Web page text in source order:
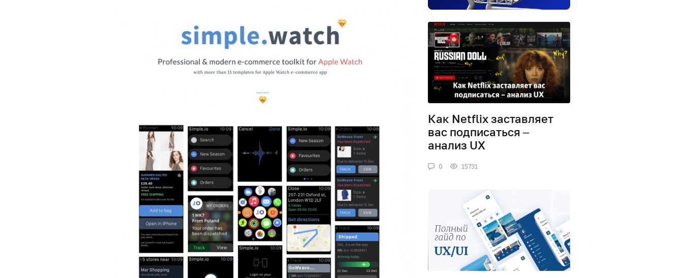
Как Netflix заставляет
вас подписаться –
анализ UX
0 15731